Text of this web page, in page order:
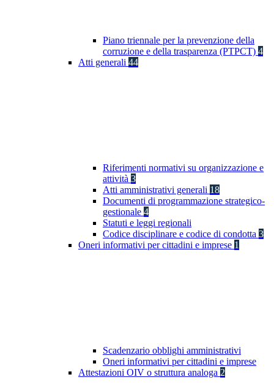
Piano triennale per la prevenzione della
corruzione e della trasparenza (PTPCT) 4
Atti generali 44
Riferimenti normativi su organizzazione e
attività 3
Atti amministrativi generali 18
Documenti di programmazione strategico-
gestionale 4
Statuti e leggi regionali
Codice disciplinare e codice di condotta 3
Oneri informativi per cittadini e imprese 1
Scadenzario obblighi amministrativi
Oneri informativi per cittadini e imprese
Attestazioni OIV o struttura analoga 2